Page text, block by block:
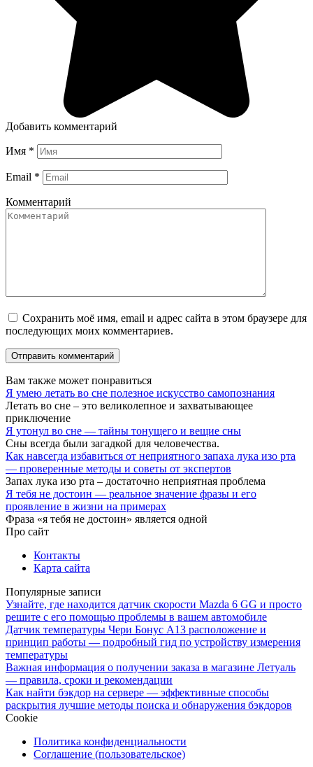
Добавить комментарий
Имя *
Email *
Комментарий
Сохранить моё имя, email и адрес сайта в этом браузере для
последующих моих комментариев.
Вам также может понравиться
Я умею летать во сне полезное искусство самопознания
Летать во сне – это великолепное и захватывающее
приключение
Я утонул во сне — тайны тонущего и вещие сны
Сны всегда были загадкой для человечества.
Как навсегда избавиться от неприятного запаха лука изо рта
— проверенные методы и советы от экспертов
Запах лука изо рта – достаточно неприятная проблема
Я тебя не достоин — реальное значение фразы и его
проявление в жизни на примерах
Фраза «я тебя не достоин» является одной
Про сайт
Контакты
Карта сайта
Популярные записи
Узнайте, где находится датчик скорости Mazda 6 GG и просто
решите с его помощью проблемы в вашем автомобиле
Датчик температуры Чери Бонус А13 расположение и
принцип работы — подробный гид по устройству измерения
температуры
Важная информация о получении заказа в магазине Летуаль
— правила, сроки и рекомендации
Как найти бэкдор на сервере — эффективные способы
раскрытия лучшие методы поиска и обнаружения бэкдоров
Cookie
Политика конфиденциальности
Соглашение (пользовательское)